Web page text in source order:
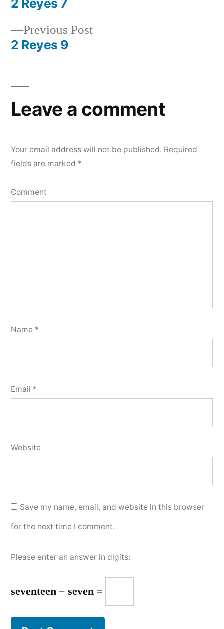
Post
navigation
Previous PostPrevious
2 Reyes 9
2 Reyes 7
Leave a comment
Your email address will not be published. Required
fields are marked *
Comment
Name *
Email *
Website
Save my name, email, and website in this browser
for the next time I comment.
Please enter an answer in digits:
seventeen − seven =